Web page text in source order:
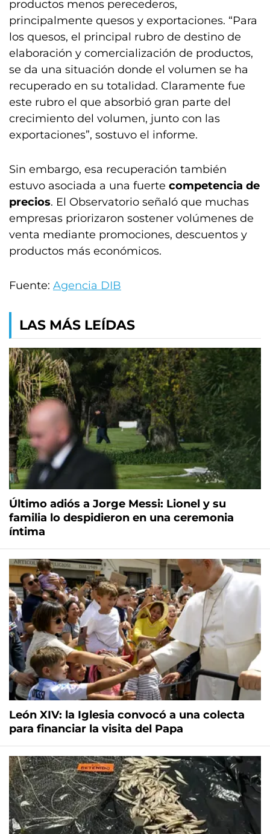
productos menos perecederos,
principalmente quesos y exportaciones. “Para
los quesos, el principal rubro de destino de
elaboración y comercialización de productos,
se da una situación donde el volumen se ha
recuperado en su totalidad. Claramente fue
este rubro el que absorbió gran parte del
crecimiento del volumen, junto con las
exportaciones”, sostuvo el informe.
Sin embargo, esa recuperación también
estuvo asociada a una fuerte competencia de
precios. El Observatorio señaló que muchas
empresas priorizaron sostener volúmenes de
venta mediante promociones, descuentos y
productos más económicos.
Fuente: Agencia DIB
LAS MÁS LEÍDAS
Último adiós a Jorge Messi: Lionel y su
familia lo despidieron en una ceremonia
íntima
León XIV: la Iglesia convocó a una colecta
para financiar la visita del Papa